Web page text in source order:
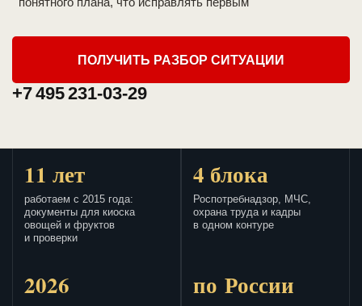
ПОЛУЧИТЬ РАЗБОР СИТУАЦИИ
+7 495 231-03-29
11 лет
работаем с 2015 года:
документы для киоска
овощей и фруктов
и проверки
4 блока
Роспотребнадзор, МЧС,
охрана труда и кадры
в одном контуре
2026 по России